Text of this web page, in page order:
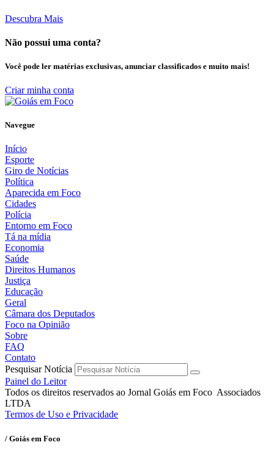
Descubra Mais
Não possui uma conta?
Você pode ler matérias exclusivas, anunciar classificados e muito mais!
Criar minha conta
Navegue
Início
Esporte
Giro de Notícias
Política
Aparecida em Foco
Cidades
Polícia
Entorno em Foco
Tá na mídia
Economia
Saúde
Direitos Humanos
Justiça
Educação
Geral
Câmara dos Deputados
Foco na Opinião
Sobre
FAQ
Contato
Pesquisar Notícia
Painel do Leitor
Todos os direitos reservados ao Jornal Goiás em Foco Associados
LTDA
Termos de Uso e Privacidade
/ Goiás em Foco